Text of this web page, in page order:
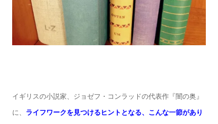
イギリスの小説家、ジョゼフ・コンラッドの代表作『闇の奥』
に、 ライフワークを見つけるヒントとなる、こんな一節があり